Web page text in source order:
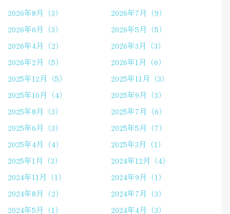
2026年8月（3）
2026年7月（9）
2026年6月（3）
2026年5月（5）
2026年4月（2）
2026年3月（3）
2026年2月（5）
2026年1月（6）
2025年12月（5）
2025年11月（3）
2025年10月（4）
2025年9月（3）
2025年8月（3）
2025年7月（6）
2025年6月（3）
2025年5月（7）
2025年4月（4）
2025年3月（1）
2025年1月（3）
2024年12月（4）
2024年11月（1）
2024年9月（1）
2024年8月（2）
2024年7月（3）
2024年5月（1）
2024年4月（3）